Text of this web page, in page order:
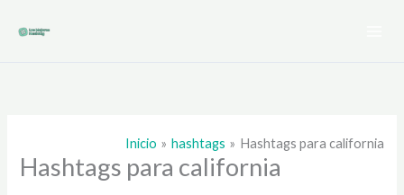
Inicio hashtags Hashtags para california
Hashtags para california